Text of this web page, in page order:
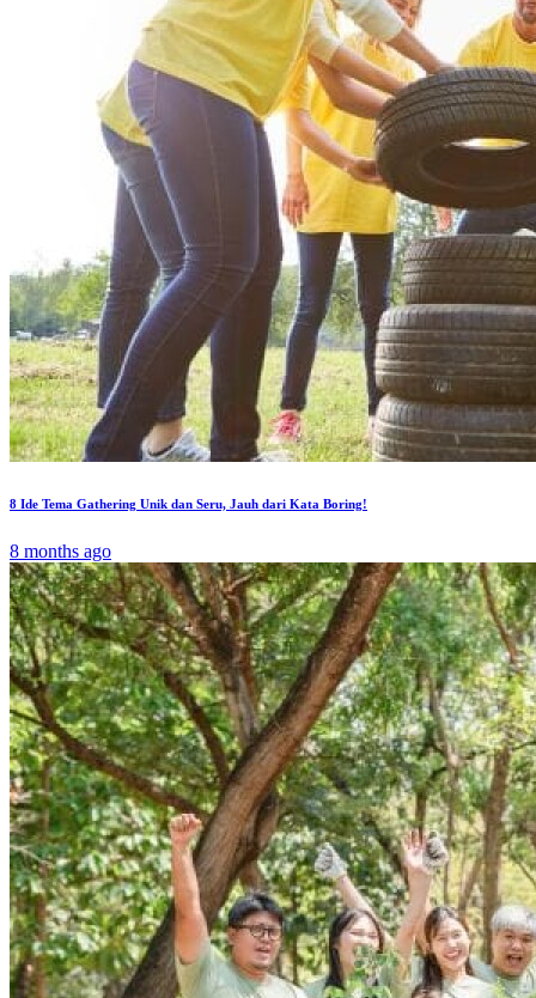
8 Ide Tema Gathering Unik dan Seru, Jauh dari Kata Boring!
8 months ago